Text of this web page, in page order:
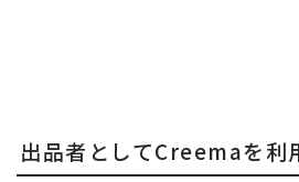
出品者としてCreemaを利